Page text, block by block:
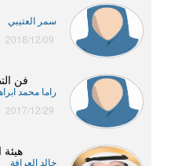
سمر العتيبي
2018/12/09
فن
راما محمد
2017/12/29
هيئة
خالد العرافة